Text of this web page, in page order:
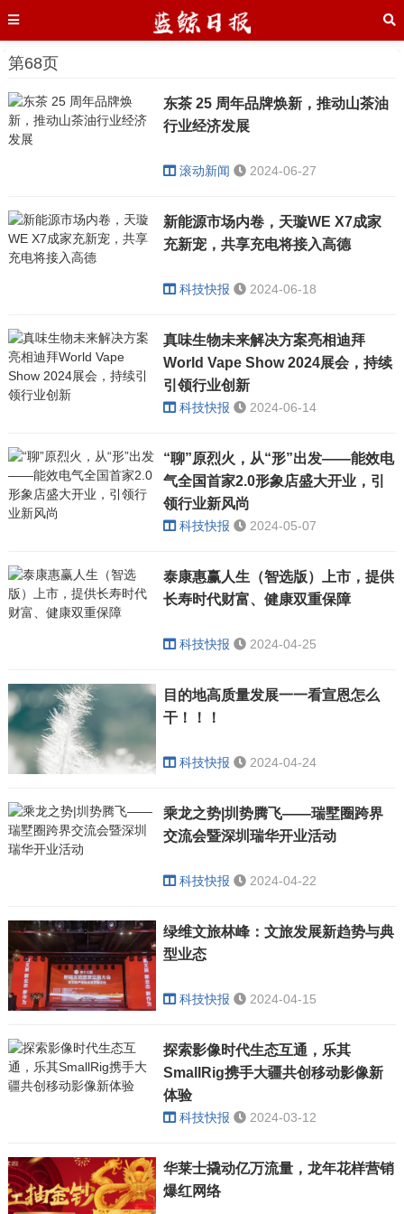
第68页
东茶 25 周年品牌焕新，推动山茶油
行业经济发展
滚动新闻 2024-06-27
新能源市场内卷，天璇WE X7成家
充新宠，共享充电将接入高德
科技快报 2024-06-18
真味生物未来解决方案亮相迪拜
World Vape Show 2024展会，持续
引领行业创新
科技快报 2024-06-14
“聊”原烈火，从“形”出发——能效电
气全国首家2.0形象店盛大开业，引
领行业新风尚
科技快报 2024-05-07
泰康惠赢人生（智选版）上市，提供
长寿时代财富、健康双重保障
科技快报 2024-04-25
目的地高质量发展一一看宣恩怎么
干！！！
科技快报 2024-04-24
乘龙之势|圳势腾飞——瑞墅圈跨界
交流会暨深圳瑞华开业活动
科技快报 2024-04-22
绿维文旅林峰：文旅发展新趋势与典
型业态
科技快报 2024-04-15
探索影像时代生态互通，乐其
SmallRig携手大疆共创移动影像新
体验
科技快报 2024-03-12
华莱士撬动亿万流量，龙年花样营销
爆红网络